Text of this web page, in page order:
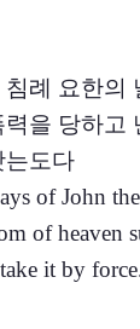
례 요한의
을 당하고
는도다
of John
of heaven
it by